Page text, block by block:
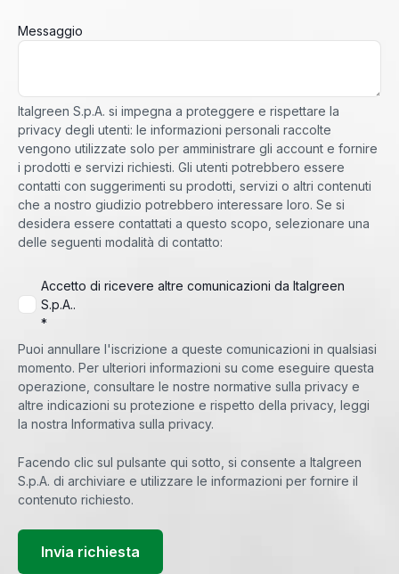
Messaggio
Italgreen S.p.A. si impegna a proteggere e rispettare la
privacy degli utenti: le informazioni personali raccolte
vengono utilizzate solo per amministrare gli account e fornire
i prodotti e servizi richiesti. Gli utenti potrebbero essere
contatti con suggerimenti su prodotti, servizi o altri contenuti
che a nostro giudizio potrebbero interessare loro. Se si
desidera essere contattati a questo scopo, selezionare una
delle seguenti modalità di contatto:
Accetto di ricevere altre comunicazioni da Italgreen
S.p.A..
*
Puoi annullare l'iscrizione a queste comunicazioni in qualsiasi
momento. Per ulteriori informazioni su come eseguire questa
operazione, consultare le nostre normative sulla privacy e
altre indicazioni su protezione e rispetto della privacy, leggi
la nostra Informativa sulla privacy.
Facendo clic sul pulsante qui sotto, si consente a Italgreen
S.p.A. di archiviare e utilizzare le informazioni per fornire il
contenuto richiesto.